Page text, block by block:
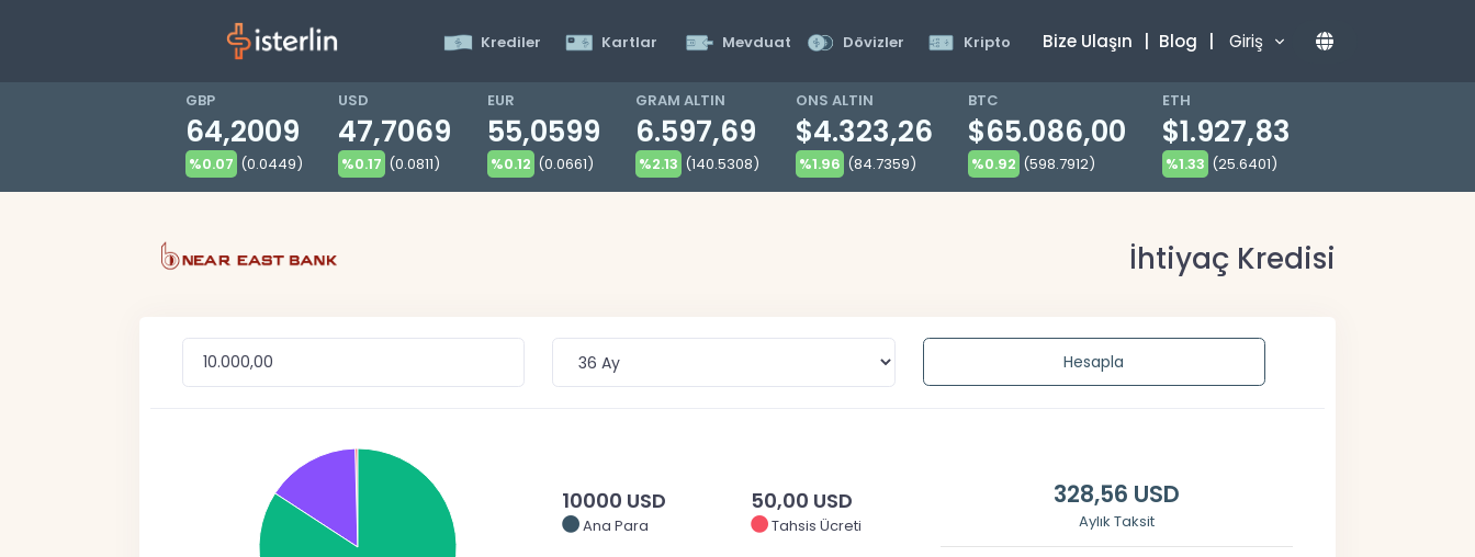
Krediler Kartlar Mevduat Dövizler Kripto Bize Ulaşın | Blog | Giriş
GBP
64,2009
%0.07 (0.0449)
USD
47,7069
%0.17 (0.0811)
EUR
55,0599
%0.12 (0.0661)
GRAM ALTIN
6.597,69
%2.13 (140.5308)
ONS ALTIN
$4.323,26
%1.96 (84.7359)
BTC
$65.086,00
%0.92 (598.7912)
ETH
$1.927,83
%1.33 (25.6401)
İhtiyaç Kredisi
Hesapla
10000 USD
Ana Para
50,00 USD
Tahsis Ücreti
328,56 USD
Aylık Taksit